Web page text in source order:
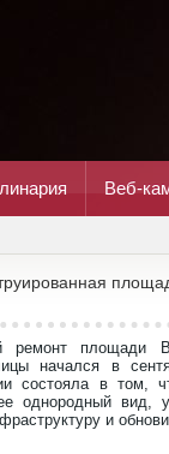
Веб-
ремонт площади
начался в
состояла в том,
однородный вид,
и